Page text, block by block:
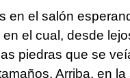
en el salón
el cual, desde
piedras que se
Arriba, en